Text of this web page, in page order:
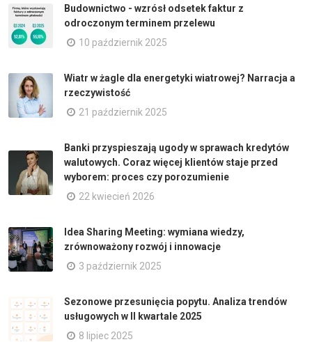
Budownictwo - wzrósł odsetek faktur z
odroczonym terminem przelewu
10 październik 2025
Wiatr w żagle dla energetyki wiatrowej? Narracja a
rzeczywistość
21 październik 2025
Banki przyspieszają ugody w sprawach kredytów
walutowych. Coraz więcej klientów staje przed
wyborem: proces czy porozumienie
22 kwiecień 2026
Idea Sharing Meeting: wymiana wiedzy,
zrównoważony rozwój i innowacje
3 październik 2025
Sezonowe przesunięcia popytu. Analiza trendów
usługowych w II kwartale 2025
8 lipiec 2025